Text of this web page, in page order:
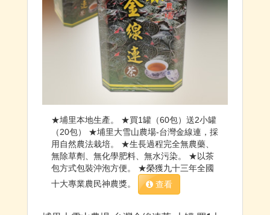
★埔里本地生產。 ★買1罐（60包）送2小罐
（20包） ★埔里大雪山農場-台灣金線連，採
用自然農法栽培。 ★生長過程完全無農藥、
無除草劑、無化學肥料、無水污染。 ★以茶
包方式包裝沖泡方便。 ★榮獲九十三年全國
十大專業農民神農獎。
查看